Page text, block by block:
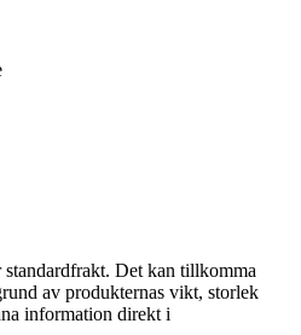
Det kan tillkomma
av produkternas vikt, storlek
information direkt i